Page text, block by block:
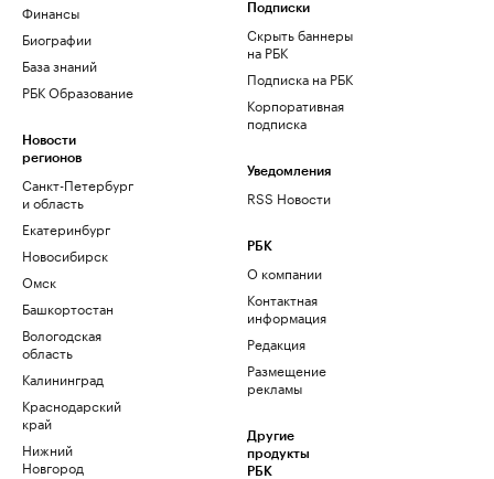
Финансы
Биографии
База знаний
РБК Образование
Новости
регионов
Санкт-Петербург
и область
Екатеринбург
Новосибирск
Омск
Башкортостан
Вологодская
область
Калининград
Краснодарский
край
Нижний
Новгород
Подписки
Скрыть баннеры
на РБК
Подписка на РБК
Корпоративная
подписка
Уведомления
RSS Новости
РБК
О компании
Контактная
информация
Редакция
Размещение
рекламы
Другие
продукты
РБК